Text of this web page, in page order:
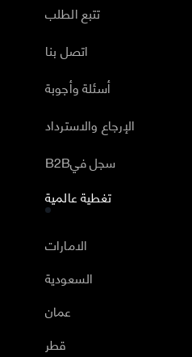
تتبع الطلب
اتصل بنا
أسئلة وأجوبة
الإرجاع والاسترداد
B2Bسجل في
تغطية عالمية
الامارات
السعودية
عمان
قطر